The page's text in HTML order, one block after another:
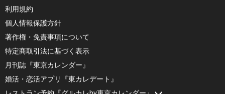
利用規約
個人情報保護方針
著作権・免責事項について
特定商取引法に基づく表示
月刊誌『東京カレンダー』
婚活・恋活アプリ『東カレデート』